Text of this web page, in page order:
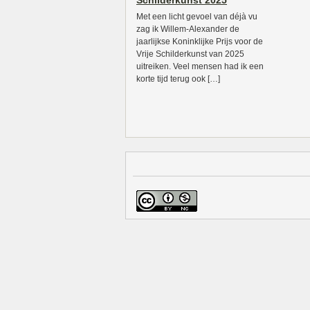
Met een licht gevoel van déjà vu
zag ik Willem-Alexander de
jaarlijkse Koninklijke Prijs voor de
Vrije Schilderkunst van 2025
uitreiken. Veel mensen had ik een
korte tijd terug ook […]